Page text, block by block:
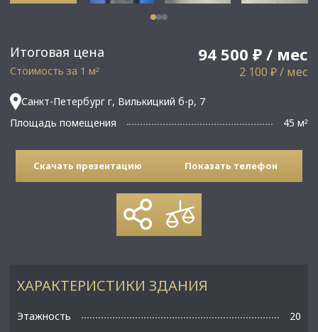
Итоговая цена 94 500 ₽ / мес
Стоимость за 1 м² 2 100 ₽ / мес
Санкт-Петербург г, Вилькицкий б-р, 7
Площадь помещения
45 м²
Скачать презентацию Показать телефон
ХАРАКТЕРИСТИКИ ЗДАНИЯ
Этажность
20